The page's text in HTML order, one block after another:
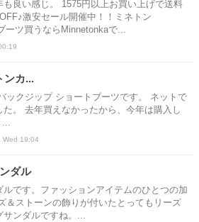
も良い感じ。 1575円以上お買い上げで送料
激安セール開催中！！ミネトン
ツ買うならMinnetonkaで...
ンカ...
ックジップ ショートブーツです。 ネットで
。 去年買えなかったから、今年は購入し
Wed 19:04
ダル
ルです。ファッションアイテムのひとつの加
＆ストーンの飾りが付いたとってもリーズ
ンダルですね。...